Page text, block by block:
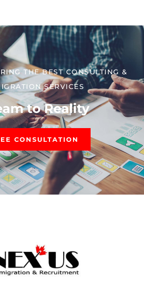
THE BEST CONSULTING &
SERVICES​
to Reality
CONSULTATION